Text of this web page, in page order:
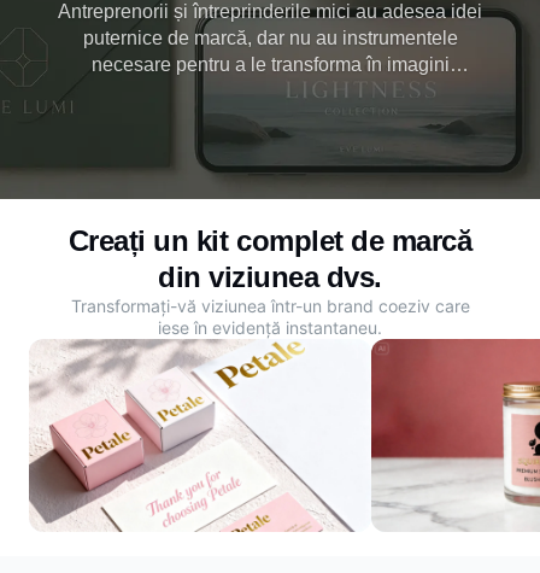
Antreprenorii și întreprinderile mici au adesea idei
puternice de marcă, dar nu au instrumentele
necesare pentru a le transforma în imagini
profesionale. Dreamina, un generator gratuit de kit
de marcă AI, transformă textul și materialele în
imagini și videoclipuri uimitoare pentru a construi
identitatea mărcii.
Creați un kit complet de marcă
din viziunea dvs.
Transformați-vă viziunea într-un brand coeziv care
iese în evidență instantaneu.